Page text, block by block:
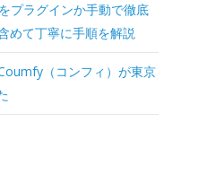
プラグインか手動で徹底
めて丁寧に手順を解説
（コンフィ）が東京